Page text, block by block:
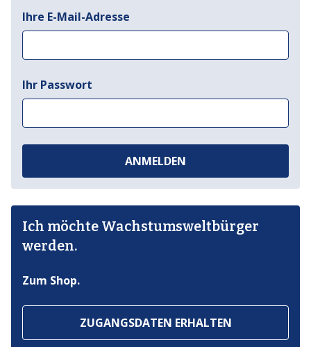
Ihre E-Mail-Adresse
Ihr Passwort
ANMELDEN
Ich möchte Wachstumsweltbürger
werden.
Zum Shop.
ZUGANGSDATEN ERHALTEN